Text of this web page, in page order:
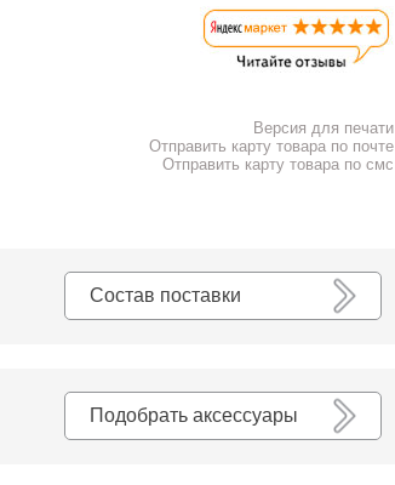
Версия для печати
Отправить карту товара по почте
Отправить карту товара по смс
Состав поставки
Подобрать аксессуары